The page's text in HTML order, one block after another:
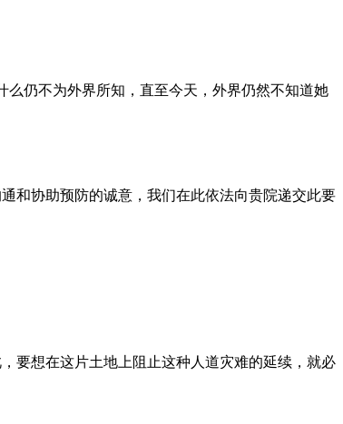
仍不为外界所知，直至今天，外界仍然不知道她
和协助预防的诚意，我们在此依法向贵院递交此要
要想在这片土地上阻止这种人道灾难的延续，就必